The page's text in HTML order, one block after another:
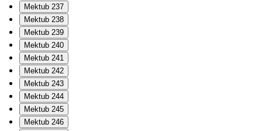
Mektub 237
Mektub 238
Mektub 239
Mektub 240
Mektub 241
Mektub 242
Mektub 243
Mektub 244
Mektub 245
Mektub 246